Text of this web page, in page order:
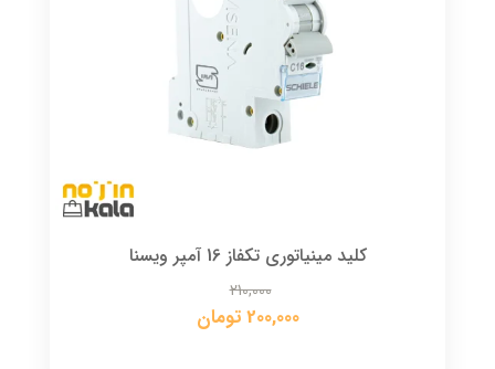
کلید مینیاتوری تکفاز 16 آمپر ویسنا
210,000
200,000 تومان